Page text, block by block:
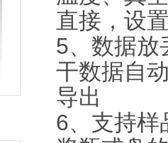
直接，设
5、数据放
干数据自
导出
6、支持样